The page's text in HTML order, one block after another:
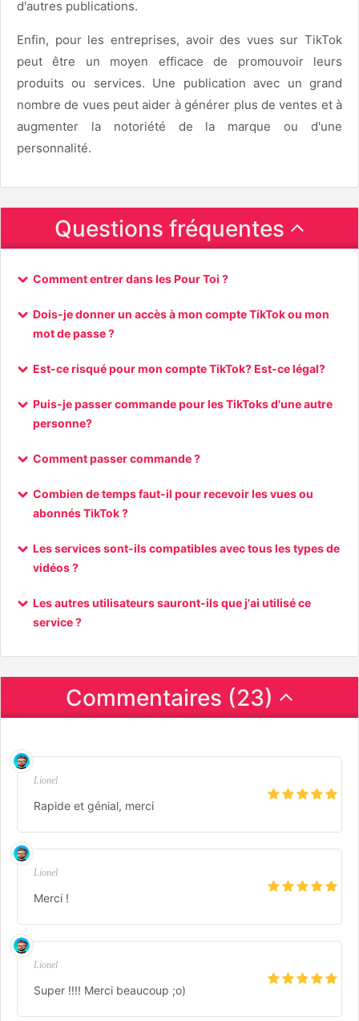
d'autres publications.
Enfin, pour les entreprises, avoir des vues sur TikTok
peut être un moyen efficace de promouvoir leurs
produits ou services. Une publication avec un grand
nombre de vues peut aider à générer plus de ventes et à
augmenter la notoriété de la marque ou d'une
personnalité.
Questions fréquentes
Comment entrer dans les Pour Toi ?
Dois-je donner un accès à mon compte TikTok ou mon
mot de passe ?
Est-ce risqué pour mon compte TikTok? Est-ce légal?
Puis-je passer commande pour les TikToks d'une autre
personne?
Comment passer commande ?
Combien de temps faut-il pour recevoir les vues ou
abonnés TikTok ?
Les services sont-ils compatibles avec tous les types de
vidéos ?
Les autres utilisateurs sauront-ils que j'ai utilisé ce
service ?
Commentaires (23)
Lionel
Rapide et génial, merci
Lionel
Merci !
Lionel
Super !!!! Merci beaucoup ;o)